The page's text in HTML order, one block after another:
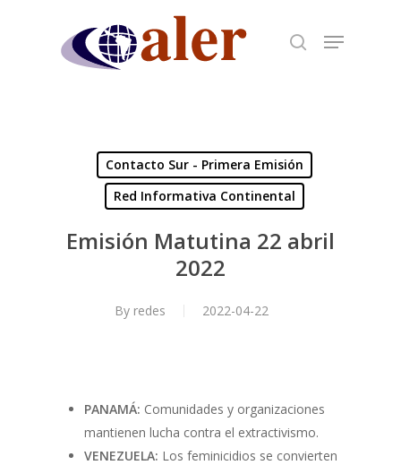
Contacto Sur - Primera Emisión
Red Informativa Continental
Emisión Matutina 22 abril
2022
By redes 2022-04-22
PANAMÁ: Comunidades y organizaciones
mantienen lucha contra el extractivismo.
VENEZUELA: Los feminicidios se convierten